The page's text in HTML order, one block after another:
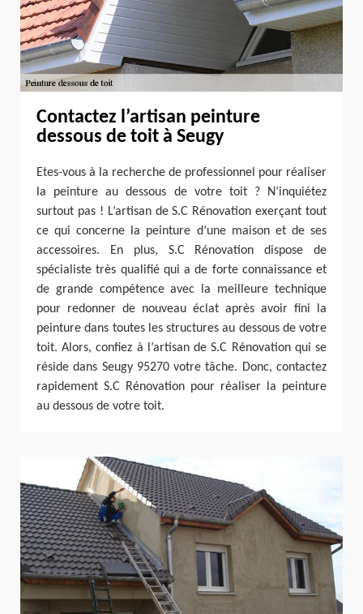
Contactez l’artisan peinture
dessous de toit à Seugy
Etes-vous à la recherche de professionnel pour réaliser
la peinture au dessous de votre toit ? N’inquiétez
surtout pas ! L’artisan de S.C Rénovation exerçant tout
ce qui concerne la peinture d’une maison et de ses
accessoires. En plus, S.C Rénovation dispose de
spécialiste très qualifié qui a de forte connaissance et
de grande compétence avec la meilleure technique
pour redonner de nouveau éclat après avoir fini la
peinture dans toutes les structures au dessous de votre
toit. Alors, confiez à l’artisan de S.C Rénovation qui se
réside dans Seugy 95270 votre tâche. Donc, contactez
rapidement S.C Rénovation pour réaliser la peinture
au dessous de votre toit.